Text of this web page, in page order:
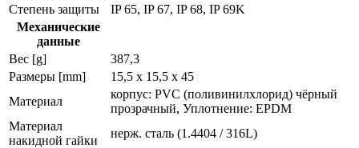
Степень защиты
IP 65, IP 67, IP 68, IP 69K
Механические
данные
Вес [g]
387,3
Размеры [mm]
15,5 x 15,5 x 45
Материал
корпус: PVC (поливинилхлорид) чёрный
прозрачный, Уплотнение: EPDM
Материал
накидной гайки
нерж. сталь (1.4404 / 316L)